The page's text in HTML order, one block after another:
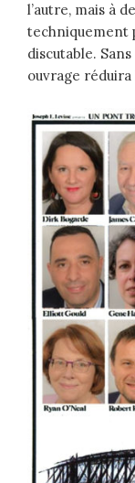
l’autre, mais à
techniquement
discutable.
ouvrage réduira